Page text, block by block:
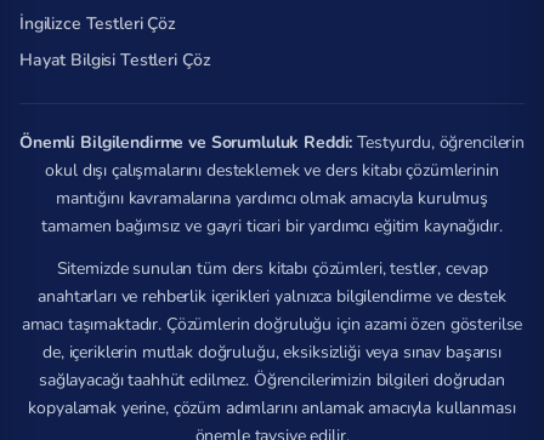
İngilizce Testleri Çöz
Hayat Bilgisi Testleri Çöz
Önemli Bilgilendirme ve Sorumluluk Reddi: Testyurdu, öğrencilerin
okul dışı çalışmalarını desteklemek ve ders kitabı çözümlerinin
mantığını kavramalarına yardımcı olmak amacıyla kurulmuş
tamamen bağımsız ve gayri ticari bir yardımcı eğitim kaynağıdır.
Sitemizde sunulan tüm ders kitabı çözümleri, testler, cevap
anahtarları ve rehberlik içerikleri yalnızca bilgilendirme ve destek
amacı taşımaktadır. Çözümlerin doğruluğu için azami özen gösterilse
de, içeriklerin mutlak doğruluğu, eksiksizliği veya sınav başarısı
sağlayacağı taahhüt edilmez. Öğrencilerimizin bilgileri doğrudan
kopyalamak yerine, çözüm adımlarını anlamak amacıyla kullanması